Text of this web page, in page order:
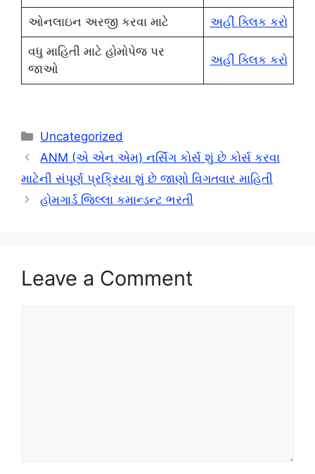
ઓનલાઇન અરજી કરવા માટે અહીં ક્લિક કરો
વધુ માહિતી માટે હોમોપેજ પર
જાઓ
અહીં ક્લિક કરો
Categories
Uncategorized
ANM (એ એન એમ) નર્સિંગ કોર્સ શું છે કોર્સ કરવા
માટેની સંપૂર્ણ પ્રક્રિયા શું છે જાણો વિગતવાર માહિતી
હોમગાર્ડ જિલ્લા કમાન્ડન્ટ ભરતી
Leave a Comment